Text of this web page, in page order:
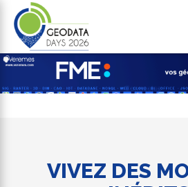
VIVEZ DES